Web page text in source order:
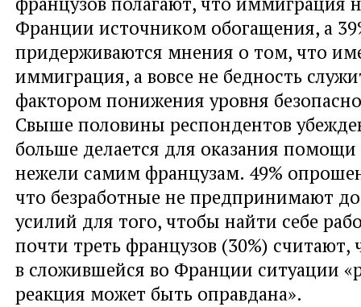
Франции источником обогащения, а
придерживаются мнения о том, что
иммиграция, а вовсе не бедность
фактором понижения уровня
Свыше половины респондентов
больше делается для оказания
нежели самим французам. 49%
что безработные не предпринимают
усилий для того, чтобы найти себе
почти треть французов (30%) считают,
в сложившейся во Франции ситуации
реакция может быть оправдана».